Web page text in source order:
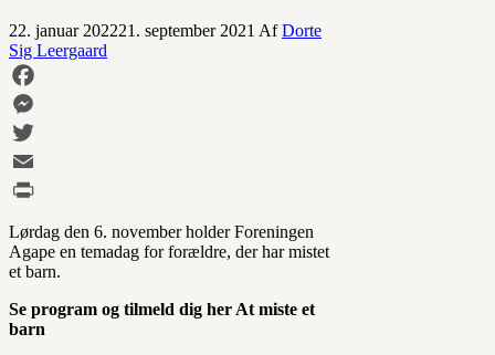
22. januar 202221. september 2021 AfDorte
Sig Leergaard
Facebook
Messenger
Twitter
Email
Lørdag den 6. november holder Foreningen
Agape en temadag for forældre, der har mistet
et barn.
Se program og tilmeld dig her At miste et
barn